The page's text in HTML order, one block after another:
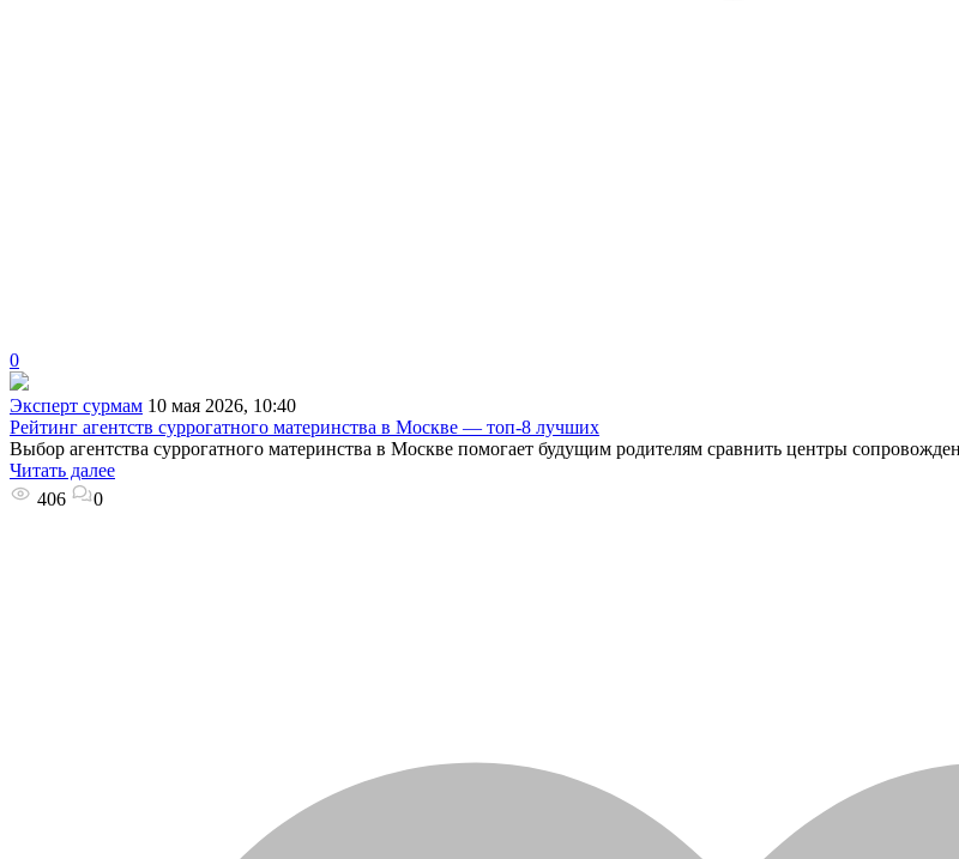
0
Эксперт сурмам 10 мая 2026, 10:40
Рейтинг агентств суррогатного материнства в Москве — топ-8 лучших
Выбор агентства суррогатного материнства в Москве помогает будущим родителям сравнить центры
Читать далее
406
0